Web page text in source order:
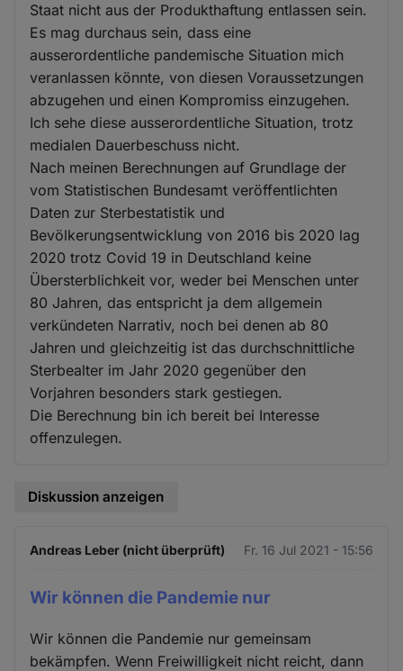
Staat nicht aus der Produkthaftung entlassen sein.
Es mag durchaus sein, dass eine
ausserordentliche pandemische Situation mich
veranlassen könnte, von diesen Voraussetzungen
abzugehen und einen Kompromiss einzugehen.
Ich sehe diese ausserordentliche Situation, trotz
medialen Dauerbeschuss nicht.
Nach meinen Berechnungen auf Grundlage der
vom Statistischen Bundesamt veröffentlichten
Daten zur Sterbestatistik und
Bevölkerungsentwicklung von 2016 bis 2020 lag
2020 trotz Covid 19 in Deutschland keine
Übersterblichkeit vor, weder bei Menschen unter
80 Jahren, das entspricht ja dem allgemein
verkündeten Narrativ, noch bei denen ab 80
Jahren und gleichzeitig ist das durchschnittliche
Sterbealter im Jahr 2020 gegenüber den
Vorjahren besonders stark gestiegen.
Die Berechnung bin ich bereit bei Interesse
offenzulegen.
Diskussion anzeigen
Andreas Leber (nicht überprüft) Fr. 16 Jul 2021 - 15:56
Wir können die Pandemie nur
Wir können die Pandemie nur gemeinsam
bekämpfen. Wenn Freiwilligkeit nicht reicht, dann